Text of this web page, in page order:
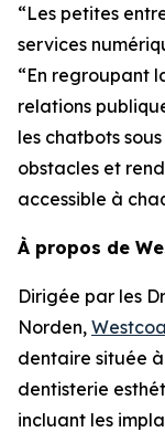
“Les petites
services
“En regroupant
relations
les chatbots
obstacles et
accessible à
À propos de
Dirigée par les
Norden,
dentaire située
dentisterie
incluant les